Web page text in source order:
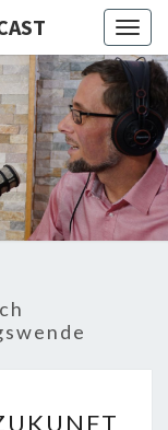
IST
Und
– Der
Zur
Und